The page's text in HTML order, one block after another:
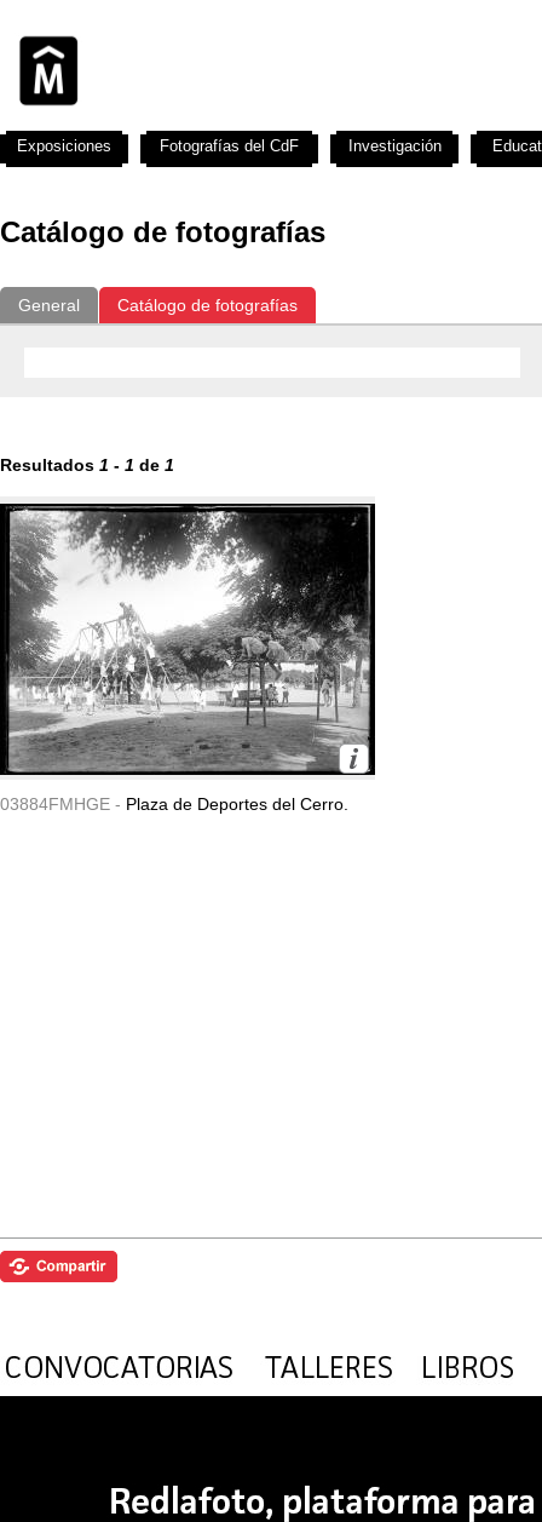
Catálogo de fotografías
General Catálogo de fotografías
Resultados 1 - 1 de 1
03884FMHGE - Plaza de Deportes del Cerro.
Exposiciones Fotografías del CdF Investigación